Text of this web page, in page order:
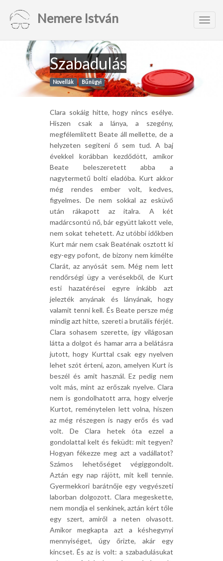
Nemere István
Szabadulás
Novellák Bűnügyi
Clara sokáig hitte, hogy nincs esélye.
Hiszen csak a lánya, a szegény,
megfélemlített Beate áll mellette, de a
helyzeten segíteni ő sem tud. A baj
évekkel korábban kezdődött, amikor
Beate beleszeretett abba a
nagytermetű bolti eladóba. Kurt akkor
még rendes ember volt, kedves,
figyelmes. De nem sokkal az esküvő
után rákapott az italra. A két
madárcsontú nő, bár együtt lakott vele,
nem sokat tehetett. Az utóbbi időkben
Kurt már nem csak Beaténak osztott ki
egy-egy pofont, de bizony nem kímélte
Clarát, az anyósát sem. Még nem lett
rendőrségi ügy a verésekből, de Kurt
esti hazatérései egyre inkább azt
jelezték anyának és lányának, hogy
valamit tenni kell. És Beate persze még
mindig azt hitte, szereti a brutális férjét.
Clara sohasem szerette, így világosan
látta a dolgot és hamar arra a belátásra
jutott, hogy Kurttal csak egy nyelven
lehet szót érteni, azon, amelyen Kurt is
beszél és amit használ. Ez pedig nem
volt más, mint az erőszak nyelve. Clara
nem is gondolhatott arra, hogy elverje
Kurtot, reménytelen lett volna, hiszen
az még részegen is nagy erős és vad
volt. De Clara hetek óta ezzel a
gondolattal kelt és feküdt: mit tegyen?
Hogyan fékezze meg azt a vadállatot?
Számos lehetőséget végiggondolt.
Aztán egy nap rájött, mit kell tennie.
Gyermekkori barátnője egy vegyészeti
laborban dolgozott. Clara megeskette,
nem mondja el senkinek, aztán kért tőle
egy szert, amiről a neten olvasott.
Amikor megkapta azt a késhegynyi
mennyiséget, úgy őrizte, akár egy
kincset. És az is volt: a szabadulásukat